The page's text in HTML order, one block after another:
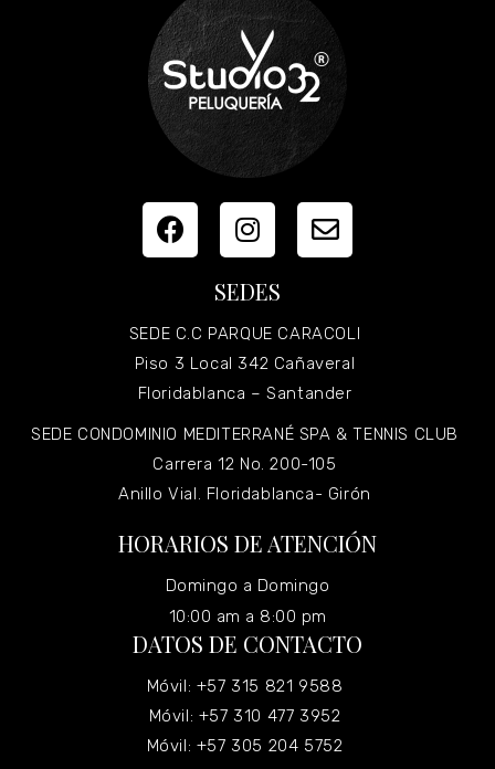
SEDES
SEDE C.C PARQUE CARACOLI
Piso 3 Local 342 Cañaveral
Floridablanca – Santander
SEDE CONDOMINIO MEDITERRANÉ SPA & TENNIS CLUB
Carrera 12 No. 200-105
Anillo Vial. Floridablanca- Girón
HORARIOS DE ATENCIÓN
Domingo a Domingo
10:00 am a 8:00 pm
DATOS DE CONTACTO
Móvil: +57 315 821 9588
Móvil: +57 310 477 3952
Móvil: +57 305 204 5752